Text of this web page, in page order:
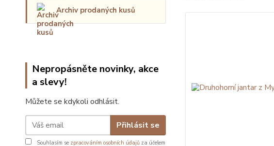
Archiv prodaných kusů
Nepropásněte novinky, akce
a slevy!
Můžete se kdykoli odhlásit.
Přihlásit se
Souhlasím se zpracováním osobních údajů za účelem